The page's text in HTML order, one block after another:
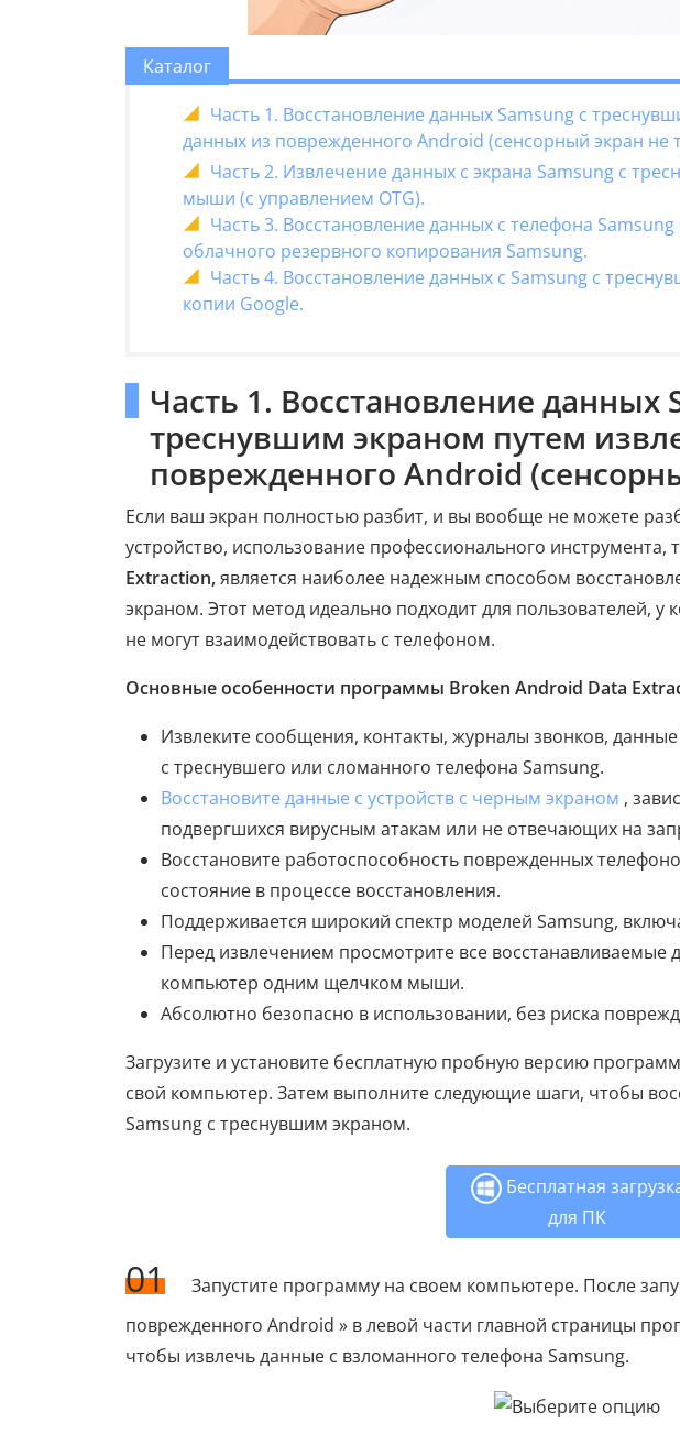
Каталог
Часть 1. Восстановление данных Samsung с
данных из поврежденного Android (сенсорный экран не
Часть 2. Извлечение данных с экрана Samsung с
мыши (с управлением OTG).
Часть 3. Восстановление данных с телефона
облачного резервного копирования Samsung.
Часть 4. Восстановление данных с Samsung с
копии Google.
Часть 1. Восстановление данных
треснувшим экраном путем
поврежденного Android
Если ваш экран полностью разбит, и вы вообще не можете
устройство, использование профессионального инструмента,
Extraction,является наиболее надежным способом
экраном. Этот метод идеально подходит для пользователей,
не могут взаимодействовать с телефоном.
Основные особенности программы Broken Android Data
Извлеките сообщения, контакты, журналы звонков,
с треснувшего или сломанного телефона Samsung.
Восстановите данные с устройств с черным экраном ,
подвергшихся вирусным атакам или не отвечающих на
Восстановите работоспособность поврежденных
состояние в процессе восстановления.
Поддерживается широкий спектр моделей Samsung,
Перед извлечением просмотрите все восстанавливаемые
компьютер одним щелчком мыши.
Абсолютно безопасно в использовании, без риска
Загрузите и установите бесплатную пробную версию
свой компьютер. Затем выполните следующие шаги, чтобы
Samsung с треснувшим экраном.
Бесплатная
для ПК
01
Запустите программу на своем компьютере. После
поврежденного Android » в левой части главной страницы
чтобы извлечь данные с взломанного телефона Samsung.